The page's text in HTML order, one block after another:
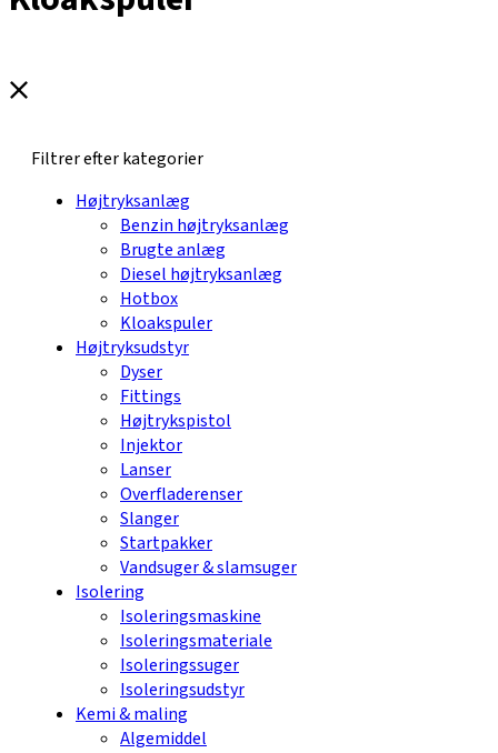
Filtrer efter kategorier
Højtryksanlæg
Benzin højtryksanlæg
Brugte anlæg
Diesel højtryksanlæg
Hotbox
Kloakspuler
Højtryksudstyr
Dyser
Fittings
Højtrykspistol
Injektor
Lanser
Overfladerenser
Slanger
Startpakker
Vandsuger & slamsuger
Isolering
Isoleringsmaskine
Isoleringsmateriale
Isoleringssuger
Isoleringsudstyr
Kemi & maling
Algemiddel